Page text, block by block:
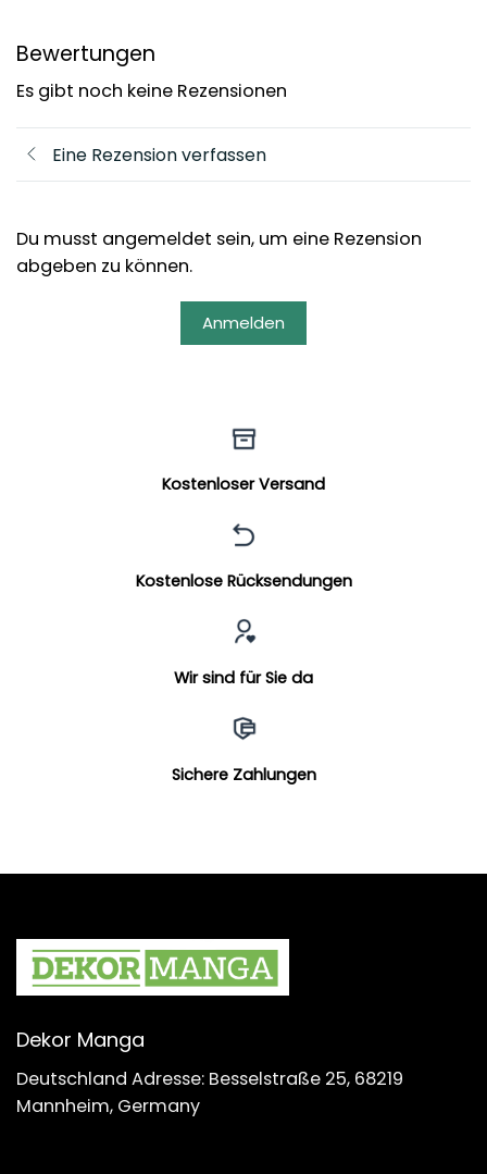
Bewertungen
Es gibt noch keine Rezensionen
Eine Rezension verfassen
Du musst angemeldet sein, um eine Rezension
abgeben zu können.
Anmelden
Kostenloser Versand
Kostenlose Rücksendungen
Wir sind für Sie da
Sichere Zahlungen
Dekor Manga
Deutschland Adresse: Besselstraße 25, 68219
Mannheim, Germany